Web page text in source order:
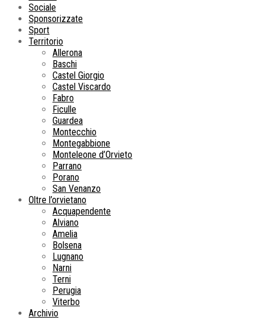
Sociale
Sponsorizzate
Sport
Territorio
Allerona
Baschi
Castel Giorgio
Castel Viscardo
Fabro
Ficulle
Guardea
Montecchio
Montegabbione
Monteleone d’Orvieto
Parrano
Porano
San Venanzo
Oltre l’orvietano
Acquapendente
Alviano
Amelia
Bolsena
Lugnano
Narni
Terni
Perugia
Viterbo
Archivio